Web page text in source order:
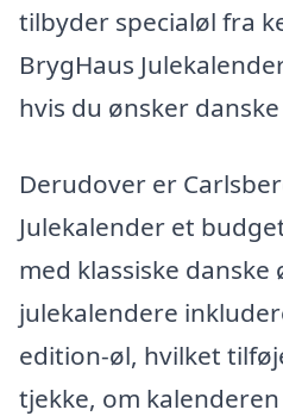
tilbyder specialøl fra
BrygHaus
hvis du ønsker
Derudover er
Julekalender et
med klassiske danske
julekalendere
edition-øl, hvilket
tjekke, om